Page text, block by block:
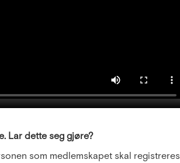
Lar dette seg gjøre?
som medlemskapet skal registreres